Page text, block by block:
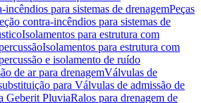
incêndios para sistemas de drenagemPeças
contra-incêndios para sistemas de
Isolamentos para estrutura com
Isolamentos para estrutura com
e isolamento de ruído
de ar para drenagemVálvulas de
para Válvulas de admissão de
Geberit PluviaRalos para drenagem de